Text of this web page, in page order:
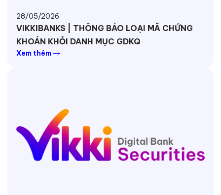
28/05/2026
VIKKIBANKS | THÔNG BÁO LOẠI MÃ CHỨNG
KHOÁN KHỎI DANH MỤC GDKQ
Xem thêm